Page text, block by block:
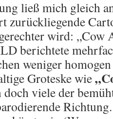
ließ mich gleich
zurückliegende
wird: „Cow
berichtete
weniger
Groteske wie
doch viele der